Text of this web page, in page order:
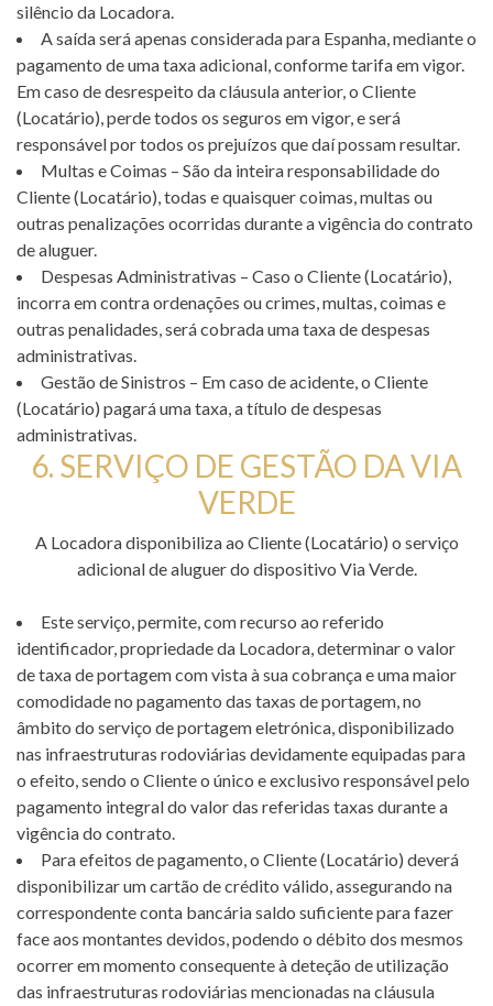
silêncio da Locadora.
A saída será apenas considerada para Espanha, mediante o
pagamento de uma taxa adicional, conforme tarifa em vigor.
Em caso de desrespeito da cláusula anterior, o Cliente
(Locatário), perde todos os seguros em vigor, e será
responsável por todos os prejuízos que daí possam resultar.
Multas e Coimas – São da inteira responsabilidade do
Cliente (Locatário), todas e quaisquer coimas, multas ou
outras penalizações ocorridas durante a vigência do contrato
de aluguer.
Despesas Administrativas – Caso o Cliente (Locatário),
incorra em contra ordenações ou crimes, multas, coimas e
outras penalidades, será cobrada uma taxa de despesas
administrativas.
Gestão de Sinistros – Em caso de acidente, o Cliente
(Locatário) pagará uma taxa, a título de despesas
administrativas.
6. SERVIÇO DE GESTÃO DA VIA
VERDE
A Locadora disponibiliza ao Cliente (Locatário) o serviço
adicional de aluguer do dispositivo Via Verde.
Este serviço, permite, com recurso ao referido
identificador, propriedade da Locadora, determinar o valor
de taxa de portagem com vista à sua cobrança e uma maior
comodidade no pagamento das taxas de portagem, no
âmbito do serviço de portagem eletrónica, disponibilizado
nas infraestruturas rodoviárias devidamente equipadas para
o efeito, sendo o Cliente o único e exclusivo responsável pelo
pagamento integral do valor das referidas taxas durante a
vigência do contrato.
Para efeitos de pagamento, o Cliente (Locatário) deverá
disponibilizar um cartão de crédito válido, assegurando na
correspondente conta bancária saldo suficiente para fazer
face aos montantes devidos, podendo o débito dos mesmos
ocorrer em momento consequente à deteção de utilização
das infraestruturas rodoviárias mencionadas na cláusula